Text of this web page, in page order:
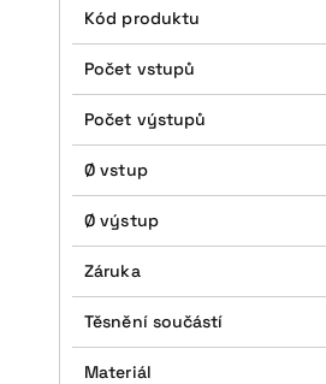
Kód produktu
Počet vstupů
Počet výstupů
Ø vstup
Ø výstup
Záruka
Těsnění součástí
Materiál